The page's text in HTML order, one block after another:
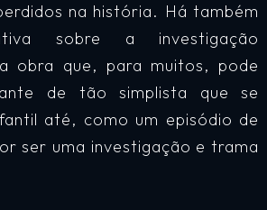
na história. Há também
sobre a investigação
obra que, para muitos, pode
de tão simplista que se
até, como um episódio de
ser uma investigação e trama